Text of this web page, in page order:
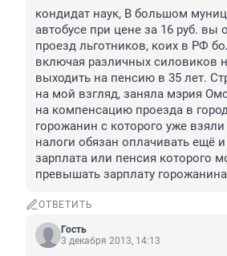
кондидат наук, В большом
автобусе при цене за 16 руб. вы
проезд льготников, коих в РФ
включая различных силовиков
выходить на пенсию в 35 лет.
на мой взгляд, заняла мэрия
на компенсацию проезда в
горожанин с которого уже
налоги обязан оплачивать ещё
зарплата или пенсия которого
превышать зарплату
ОТВЕТИТЬ
Гость
3 декабря 2013, 14:13